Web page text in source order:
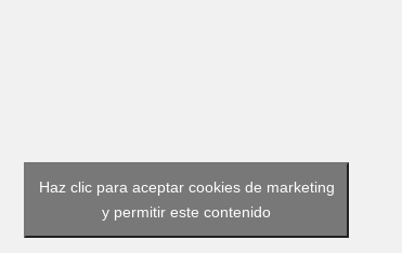
Haz clic para aceptar cookies de marketing
y permitir este contenido